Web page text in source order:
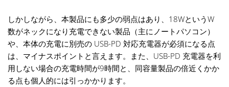
しかしながら、本製品にも多少の弱点はあり、18WというW
数がネックになり充電できない製品（主にノートパソコン）
や、本体の充電に別売の USB-PD 対応充電器が必須になる点
は、マイナスポイントと言えます。また、USB-PD 充電器を利
用しない場合の充電時間が9時間と、同容量製品の倍近くかか
る点も個人的には引っかかります。